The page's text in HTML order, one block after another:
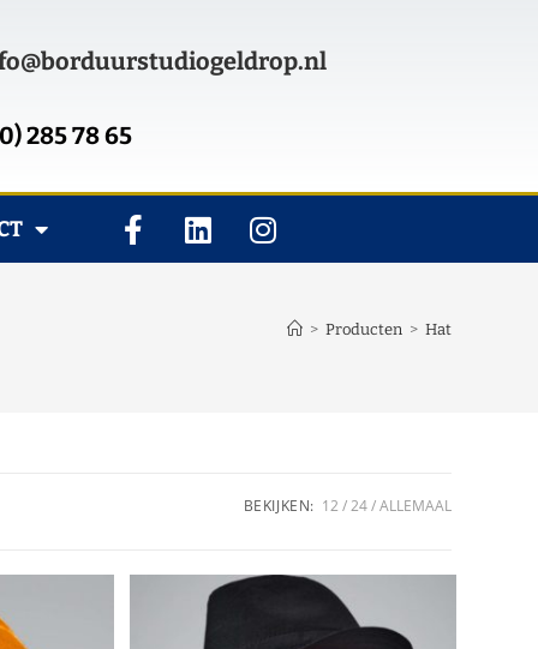
285 78 65
> Producten > Hat
BEKIJKEN: 12 24 ALLEMAAL